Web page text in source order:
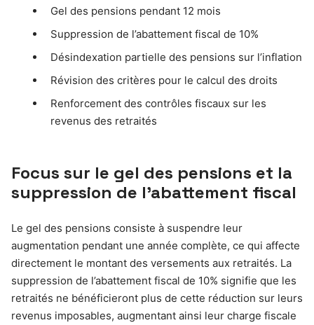
Gel des pensions pendant 12 mois
Suppression de l’abattement fiscal de 10%
Désindexation partielle des pensions sur l’inflation
Révision des critères pour le calcul des droits
Renforcement des contrôles fiscaux sur les
revenus des retraités
Focus sur le gel des pensions et la
suppression de l’abattement fiscal
Le gel des pensions consiste à suspendre leur
augmentation pendant une année complète, ce qui affecte
directement le montant des versements aux retraités. La
suppression de l’abattement fiscal de 10% signifie que les
retraités ne bénéficieront plus de cette réduction sur leurs
revenus imposables, augmentant ainsi leur charge fiscale